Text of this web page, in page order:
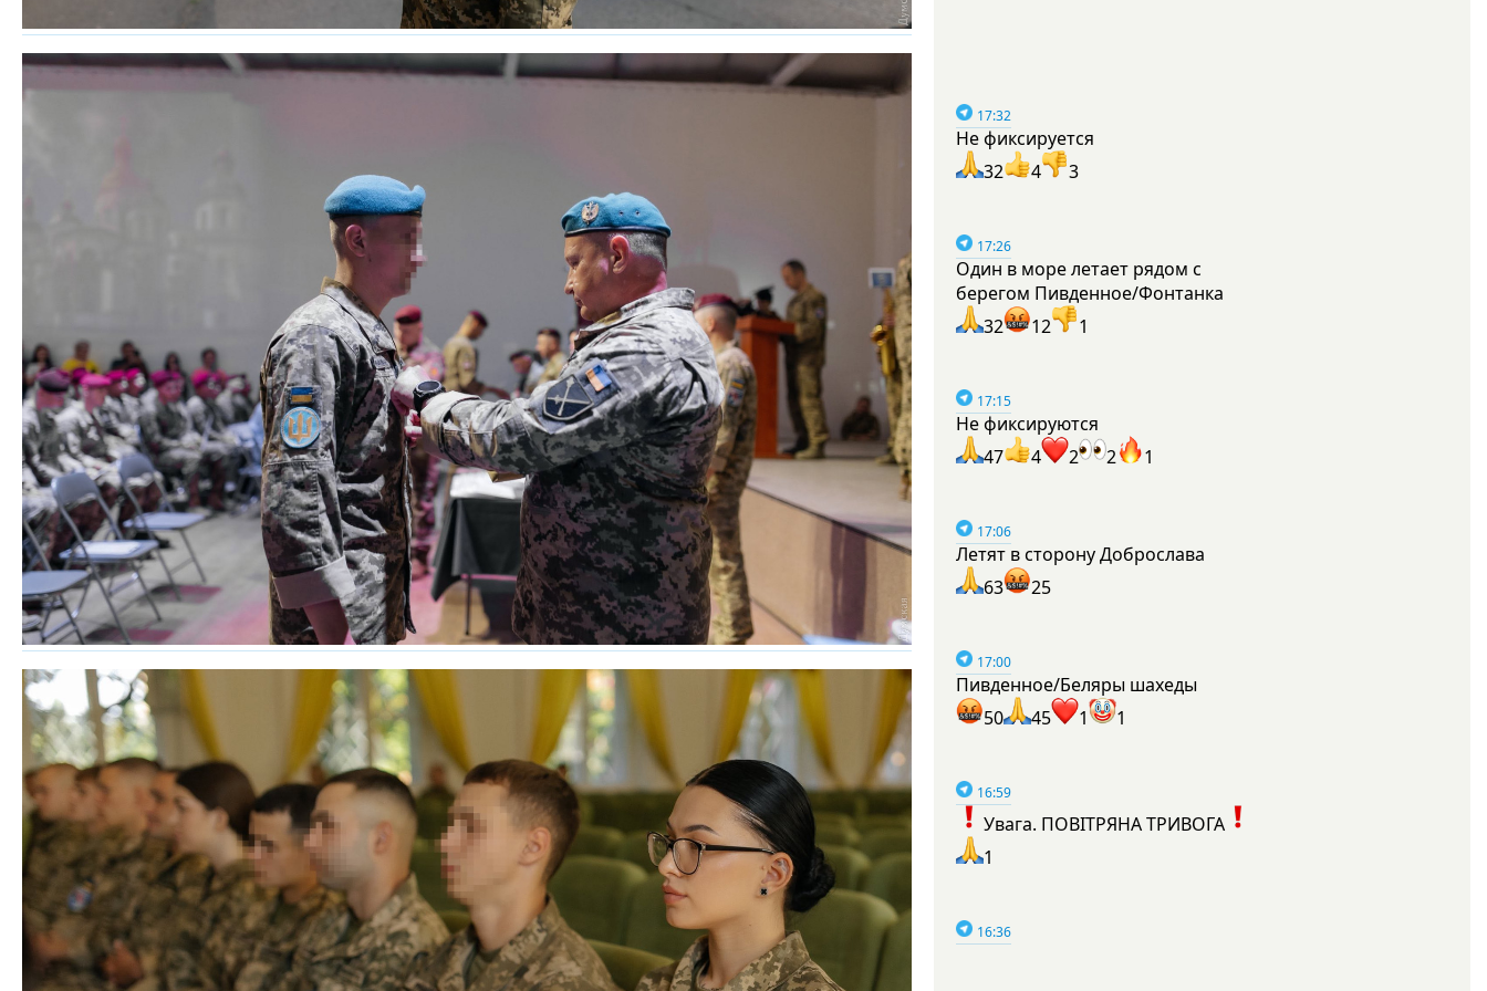
17:32
Не фиксируется
32
4 3
17:26
Один в море летает рядом с
берегом Пивденное/Фонтанка
32
12 1
17:15
Не фиксируются
47
4 2 2 1
17:06
Летят в сторону Доброслава
63
25
17:00
Пивденное/Беляры шахеды
50
45 1 1
16:59
Увага. ПОВІТРЯНА ТРИВОГА
1
16:36